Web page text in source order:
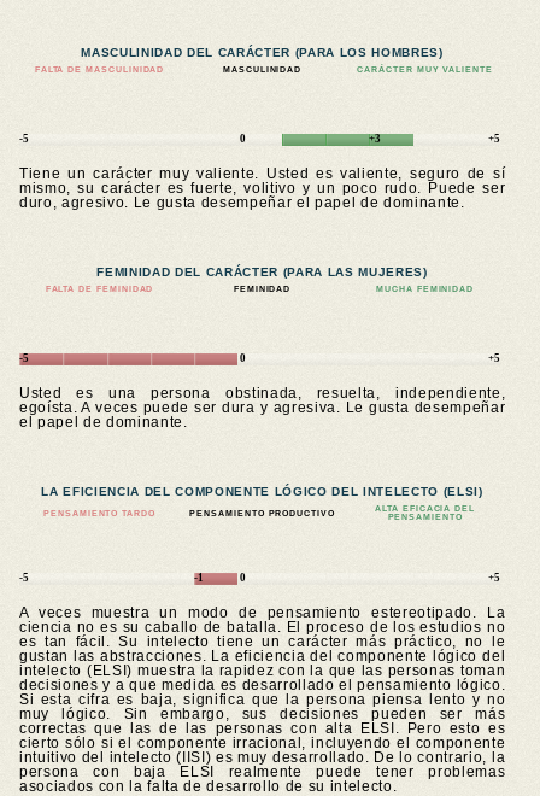
MASCULINIDAD DEL CARÁCTER (PARA LOS HOMBRES)
FALTA DE MASCULINIDAD MASCULINIDAD CARÁCTER MUY VALIENTE
-5 0 +3 +5
Tiene un carácter muy valiente. Usted es valiente, seguro de sí
mismo, su carácter es fuerte, volitivo y un poco rudo. Puede ser
duro, agresivo. Le gusta desempeñar el papel de dominante.
FEMINIDAD DEL CARÁCTER (PARA LAS MUJERES)
FALTA DE FEMINIDAD FEMINIDAD MUCHA FEMINIDAD
-5 0 +5
Usted es una persona obstinada, resuelta, independiente,
egoísta. A veces puede ser dura y agresiva. Le gusta desempeñar
el papel de dominante.
LA EFICIENCIA DEL COMPONENTE LÓGICO DEL INTELECTO (ELSI)
PENSAMIENTO TARDO PENSAMIENTO PRODUCTIVO
ALTA EFICACIA DEL
PENSAMIENTO
-5 -1 0 +5
A veces muestra un modo de pensamiento estereotipado. La
ciencia no es su caballo de batalla. El proceso de los estudios no
es tan fácil. Su intelecto tiene un carácter más práctico, no le
gustan las abstracciones. La eficiencia del componente lógico del
intelecto (ELSI) muestra la rapidez con la que las personas toman
decisiones y a que medida es desarrollado el pensamiento lógico.
Si esta cifra es baja, significa que la persona piensa lento y no
muy lógico. Sin embargo, sus decisiones pueden ser más
correctas que las de las personas con alta ELSI. Pero esto es
cierto sólo si el componente irracional, incluyendo el componente
intuitivo del intelecto (IISI) es muy desarrollado. De lo contrario, la
persona con baja ELSI realmente puede tener problemas
asociados con la falta de desarrollo de su intelecto.